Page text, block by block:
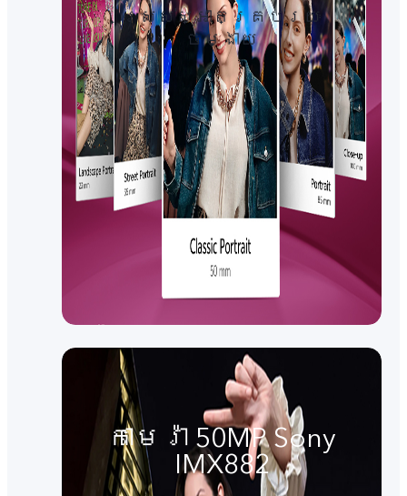
ស្រស់ស្អាតគ្រប់រយៈ​
ចម្ងាយ
កាមេរ៉ា 50MP Sony
IMX882